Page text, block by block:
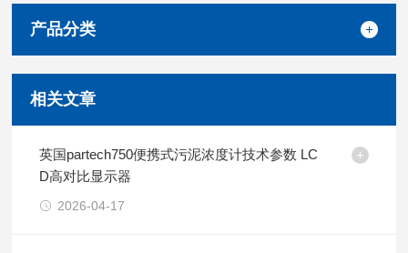
产品分类
相关文章
英国partech750便携式污泥浓度计技术参数 LC
D高对比显示器
2026-04-17